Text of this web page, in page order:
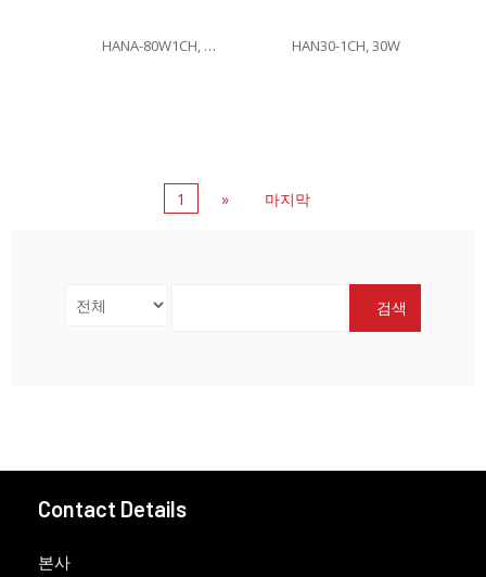
HANA-80W1CH, 80W HAN30-1CH, 30W
1 » 마지막
검색
Contact Details
본사